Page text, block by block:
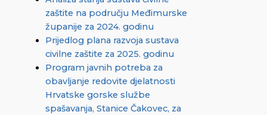
zaštite na području Međimurske
županije za 2024. godinu
Prijedlog plana razvoja sustava
civilne zaštite za 2025. godinu
Program javnih potreba za
obavljanje redovite djelatnosti
Hrvatske gorske službe
spašavanja, Stanice Čakovec, za